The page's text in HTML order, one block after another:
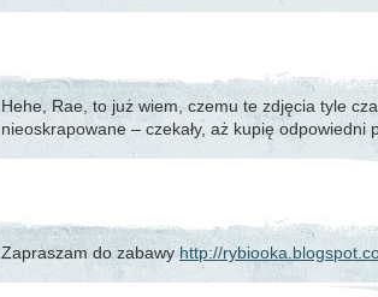
Hehe, Rae, to już wiem, czemu te zdjęcia tyle
nieoskrapowane – czekały, aż kupię odpowiedni
Zapraszam do zabawyhttp://